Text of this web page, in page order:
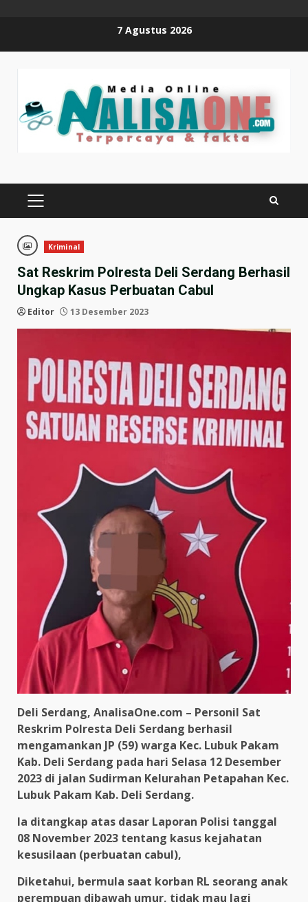
7 Agustus 2026
PRIMARY
Kriminal
Sat Reskrim Polresta Deli Serdang Berhasil
Ungkap Kasus Perbuatan Cabul
Editor 13 Desember 2023
Deli Serdang, AnalisaOne.com – Personil Sat
Reskrim Polresta Deli Serdang berhasil
mengamankan JP (59) warga Kec. Lubuk Pakam
Kab. Deli Serdang pada hari Selasa 12 Desember
2023 di jalan Sudirman Kelurahan Petapahan Kec.
Lubuk Pakam Kab. Deli Serdang.
Ia ditangkap atas dasar Laporan Polisi tanggal
08 November 2023 tentang kasus kejahatan
kesusilaan (perbuatan cabul),
Diketahui, bermula saat korban RL seorang anak
perempuan dibawah umur, tidak mau lagi